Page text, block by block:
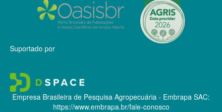
Suportado por
Empresa Brasileira de Pesquisa Agropecuária - Embrapa SAC:
https://www.embrapa.br/fale-conosco